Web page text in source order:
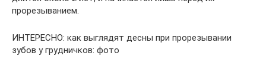
прорезыванием.
ИНТЕРЕСНО: как выглядят десны при прорезывании
зубов у грудничков: фото